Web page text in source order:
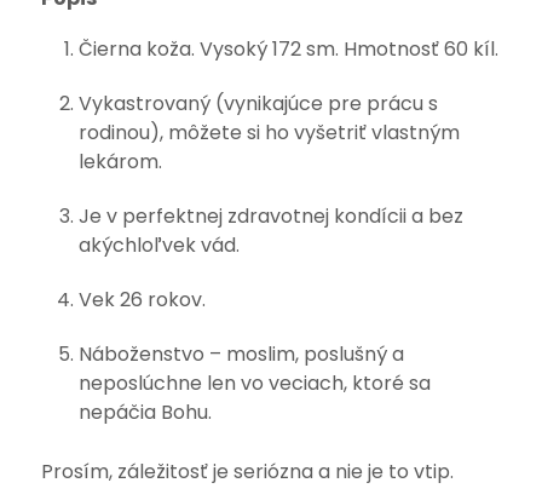
Čierna koža. Vysoký 172 sm. Hmotnosť 60 kíl.
Vykastrovaný (vynikajúce pre prácu s
rodinou), môžete si ho vyšetriť vlastným
lekárom.
Je v perfektnej zdravotnej kondícii a bez
akýchloľvek vád.
Vek 26 rokov.
Náboženstvo – moslim, poslušný a
neposlúchne len vo veciach, ktoré sa
nepáčia Bohu.
Prosím, záležitosť je seriózna a nie je to vtip.